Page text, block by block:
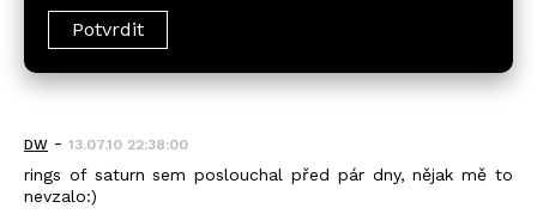
DW - 13.07.10 22:38:00
rings of saturn sem poslouchal před pár dny, nějak mě to
nevzalo:)